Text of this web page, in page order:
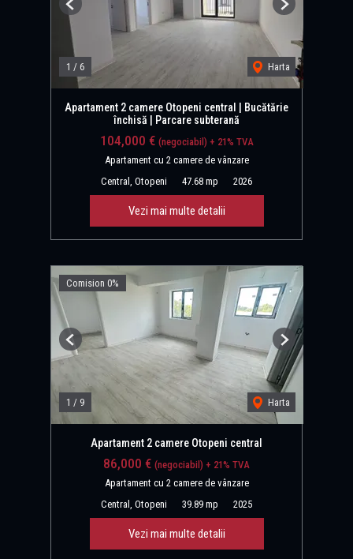
1 / 6 Harta
Previous Next
Apartament 2 camere Otopeni central | Bucătărie
închisă | Parcare subterană
104,000 € (negociabil) + 21% TVA
Apartament cu 2 camere de vânzare
Central, Otopeni
47.68 mp 2026
Vezi mai multe detalii
Comision 0%
1 / 9 Harta
Previous Next
Apartament 2 camere Otopeni central
86,000 € (negociabil) + 21% TVA
Apartament cu 2 camere de vânzare
Central, Otopeni
39.89 mp 2025
Vezi mai multe detalii